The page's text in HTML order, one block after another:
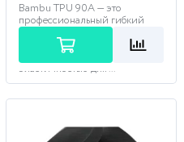
Bambu TPU 90A — это
профессиональный гибкий
полимер с исключительной
износостойкостью и
контролируемой
эластичностью для ...